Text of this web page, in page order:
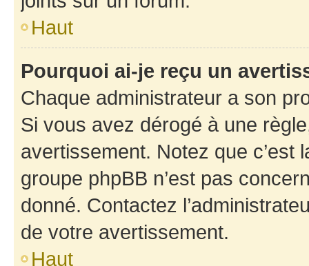
Haut
Pourquoi ai-je reçu un
Chaque administrateur a son
Si vous avez dérogé à une
avertissement. Notez que c’est
groupe phpBB n’est pas
donné. Contactez
de votre avertissement.
Haut